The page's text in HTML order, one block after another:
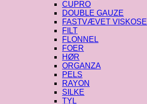
CUPRO
DOUBLE GAUZE
FASTVÆVET VISKOSE
FILT
FLONNEL
FOER
HØR
ORGANZA
PELS
RAYON
SILKE
TYL